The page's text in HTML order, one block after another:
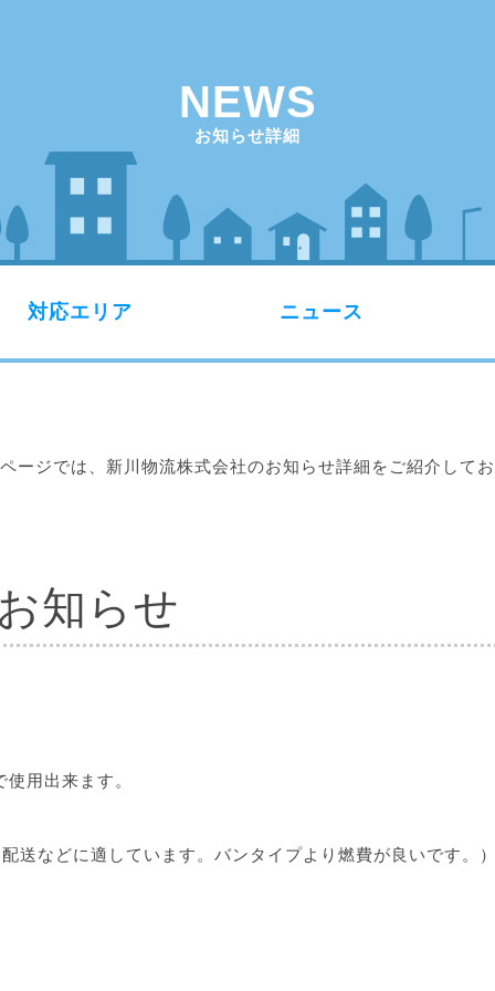
NEWS
お知らせ詳細
対応エリア ニュース
ージでは、新川物流株式会社のお知らせ詳細をご紹介してお
知らせ
用出来ます。
送などに適しています。バンタイプより燃費が良いです。）